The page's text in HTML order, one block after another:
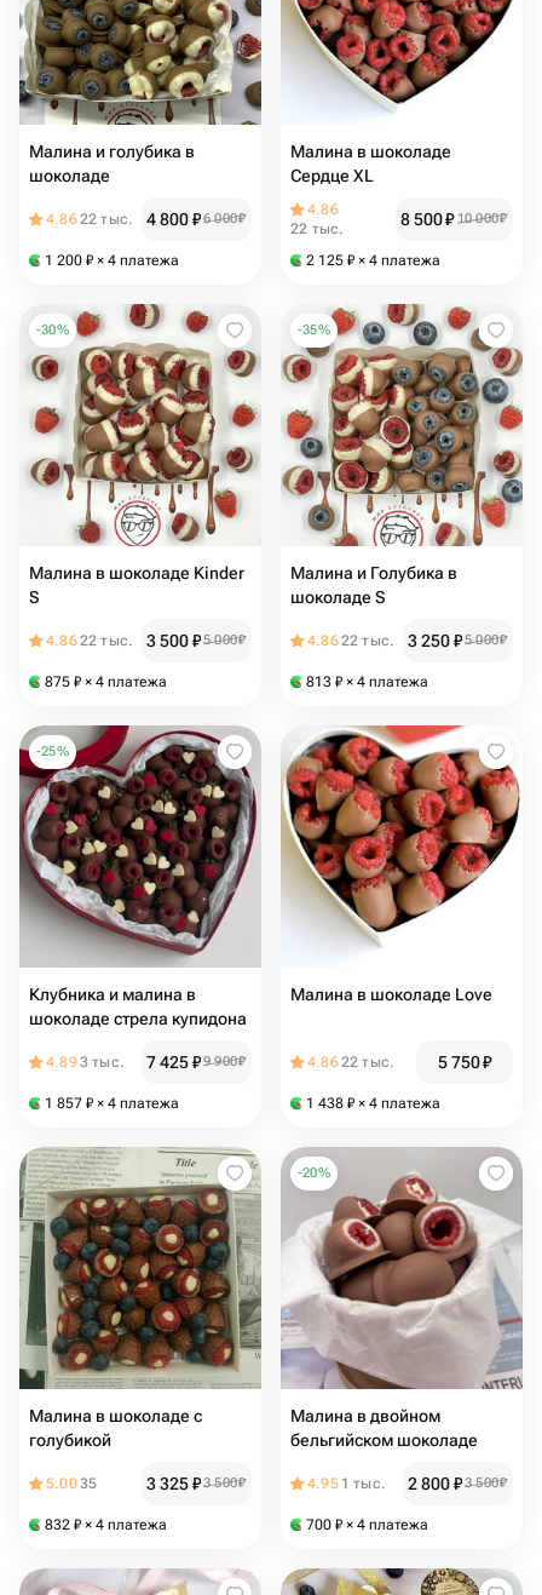
Малина и голубика в
шоколаде
4.8622 тыс. 4 800₽6 000₽
1 200 ₽ × 4 платежа
Малина в шоколаде
Сердце XL
4.86
22 тыс.
8 500₽ 10 000₽
2 125 ₽ × 4 платежа
-30%
Малина в шоколаде Kinder
S
4.8622 тыс. 3 500₽5 000₽
875 ₽ × 4 платежа
-35%
Малина и Голубика в
шоколаде S
4.8622 тыс. 3 250₽5 000₽
813 ₽ × 4 платежа
-25%
Клубника и малина в
шоколаде стрела купидона
4.893 тыс. 7 425₽9 900₽
1 857 ₽ × 4 платежа
Малина в шоколаде Love
4.8622 тыс. 5 750₽
1 438 ₽ × 4 платежа
Малина в шоколаде с
голубикой
5.0035 3 325₽3 500₽
832 ₽ × 4 платежа
-20%
Малина в двойном
бельгийском шоколаде
4.95 1 тыс. 2 800₽3 500₽
700 ₽ × 4 платежа